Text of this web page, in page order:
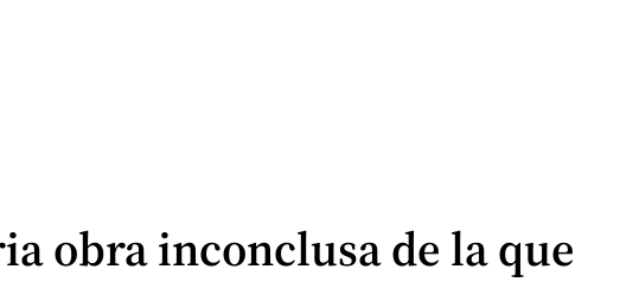
obra inconclusa de la que